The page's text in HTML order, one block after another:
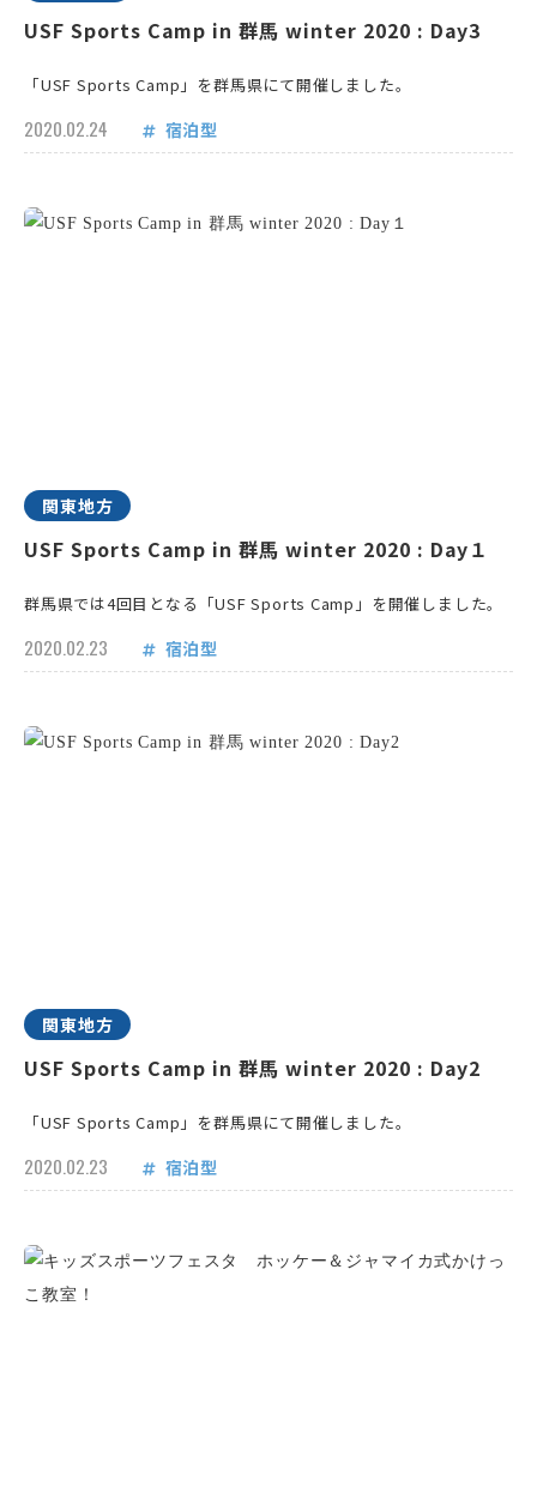
USF Sports Camp in 群馬 winter 2020 : Day3
「USF Sports Camp」を群馬県にて開催しました。
2020.02.24 宿泊型
関東地方
USF Sports Camp in 群馬 winter 2020 : Day１
群馬県では4回目となる「USF Sports Camp」を開催しました。
2020.02.23 宿泊型
関東地方
USF Sports Camp in 群馬 winter 2020 : Day2
「USF Sports Camp」を群馬県にて開催しました。
2020.02.23 宿泊型